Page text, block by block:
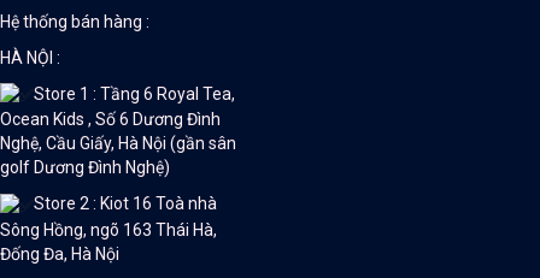
Hệ thống bán hàng :
HÀ NỘI :
Store 1 : Tầng 6 Royal Tea,
Ocean Kids , Số 6 Dương Đình
Nghệ, Cầu Giấy, Hà Nội (gần sân
golf Dương Đình Nghệ)
Store 2 : Kiot 16 Toà nhà
Sông Hồng, ngõ 163 Thái Hà,
Đống Đa, Hà Nội